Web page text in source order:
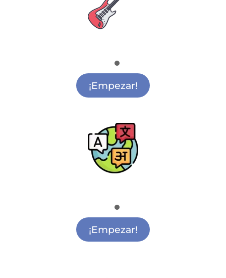
Música para Colegios Getafe
¡Empezar!
Academia de Idiomas Getafe
¡Empezar!